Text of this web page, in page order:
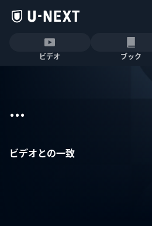
ビデオ ブック
...
ビデオとの一致